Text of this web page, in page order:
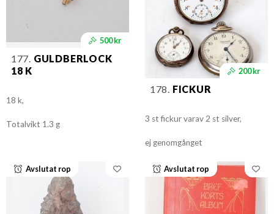
500 kr
177. GULDBERLOCK
18 K
18 k,
Totalvikt 1.3 g
200 kr
178. FICKUR
3 st fickur varav 2 st silver,
ej genomgånget
Avslutat rop Avslutat rop